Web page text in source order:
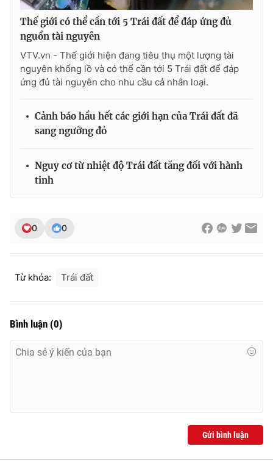
Thế giới có thể cần tới 5 Trái đất để đáp ứng đủ
nguồn tài nguyên
VTV.vn - Thế giới hiện đang tiêu thụ một lượng tài
nguyên khổng lồ và có thể cần tới 5 Trái đất để đáp
ứng đủ tài nguyên cho nhu cầu cả nhân loại.
Cảnh báo hầu hết các giới hạn của Trái đất đã
sang ngưỡng đỏ
Nguy cơ từ nhiệt độ Trái đất tăng đối với hành
tinh
0 0
Từ khóa: Trái đất
Bình luận (0)
Gửi bình luận